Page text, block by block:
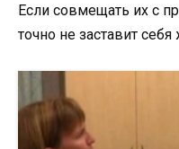
Если совмещать их с
точно не заставит себя